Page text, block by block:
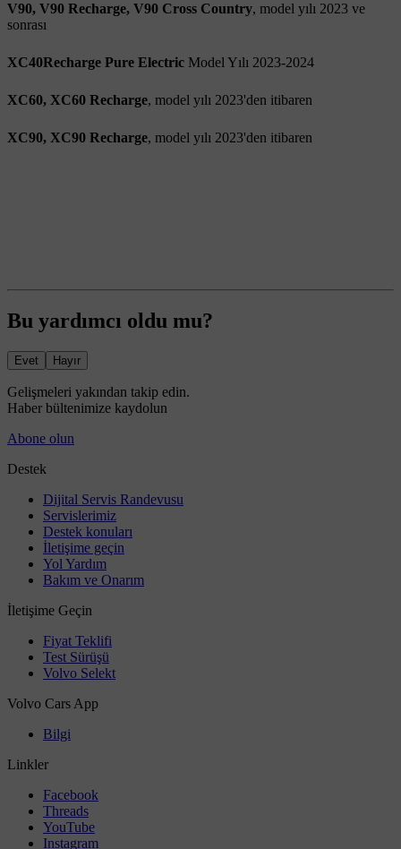
V90, V90 Recharge, V90 Cross Country, model yılı 2023 ve
sonrası
XC40Recharge Pure Electric Model Yılı 2023-2024
XC60, XC60 Recharge, model yılı 2023'den itibaren
XC90, XC90 Recharge, model yılı 2023'den itibaren
Bu yardımcı oldu mu?
Evet Hayır